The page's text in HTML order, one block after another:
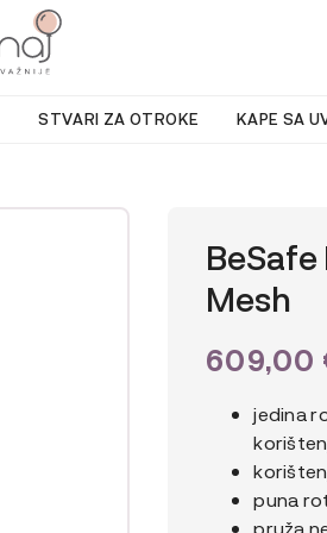
STVARI ZA OTROKE KAPE SA
Mesh
609,00
jedina
puna
pruža